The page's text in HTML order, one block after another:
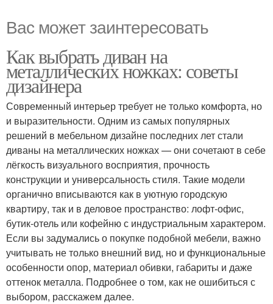
Вас может заинтересовать
Как выбрать диван на
металлических ножках: советы
дизайнера
Современный интерьер требует не только комфорта, но
и выразительности. Одним из самых популярных
решений в мебельном дизайне последних лет стали
диваны на металлических ножках — они сочетают в себе
лёгкость визуального восприятия, прочность
конструкции и универсальность стиля. Такие модели
органично вписываются как в уютную городскую
квартиру, так и в деловое пространство: лофт-офис,
бутик-отель или кофейню с индустриальным характером.
Если вы задумались о покупке подобной мебели, важно
учитывать не только внешний вид, но и функциональные
особенности опор, материал обивки, габариты и даже
оттенок металла. Подробнее о том, как не ошибиться с
выбором, расскажем далее.